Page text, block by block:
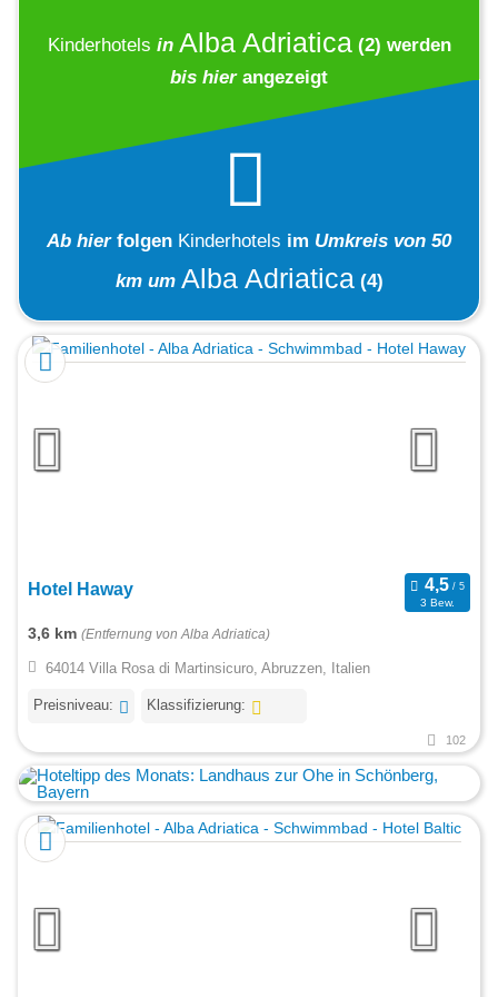
Kinderhotels in Alba Adriatica (2) werden
bis hierangezeigt
Ab hier folgen Kinderhotels im Umkreis von 50
km um Alba Adriatica (4)
Hotel Haway
3 Bew.
3,6 km (Entfernung von Alba Adriatica)
64014 Villa Rosa di Martinsicuro, Abruzzen, Italien
Preisniveau: Klassifizierung:
102